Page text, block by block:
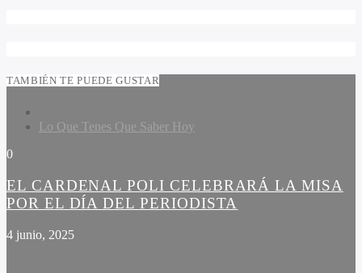
TAMBIÉN TE PUEDE GUSTAR
Lo Que Tenes Que Saber Hoy
0
EL CARDENAL POLI CELEBRARÁ LA MISA
POR EL DÍA DEL PERIODISTA
4 junio, 2025